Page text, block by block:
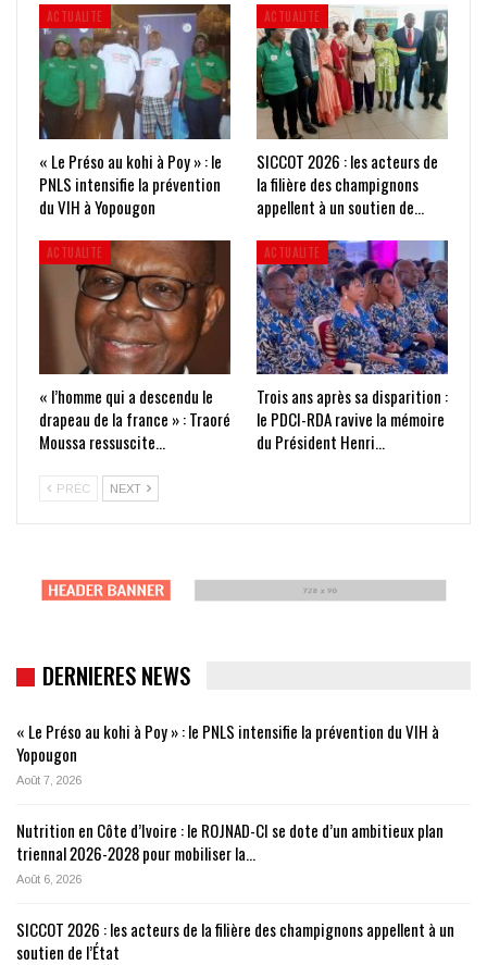
ACTUALITE
« Le Préso au kohi à Poy » : le
PNLS intensifie la prévention
du VIH à Yopougon
ACTUALITE
SICCOT 2026 : les acteurs de
la filière des champignons
appellent à un soutien de…
ACTUALITE
« l’homme qui a descendu le
drapeau de la france » : Traoré
Moussa ressuscite…
ACTUALITE
Trois ans après sa disparition :
le PDCI-RDA ravive la mémoire
du Président Henri…
PRÉC NEXT
DERNIERES NEWS
« Le Préso au kohi à Poy » : le PNLS intensifie la prévention du VIH à
Yopougon
Août 7, 2026
Nutrition en Côte d’Ivoire : le ROJNAD-CI se dote d’un ambitieux plan
triennal 2026-2028 pour mobiliser la…
Août 6, 2026
SICCOT 2026 : les acteurs de la filière des champignons appellent à un
soutien de l’État